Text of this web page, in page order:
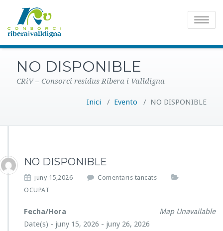
Toggle
NO DISPONIBLE
CRiV – Consorci residus Ribera i Valldigna
Inici / Evento / NO DISPONIBLE
NO DISPONIBLE
juny 15,2026 Comentaris tancats
D
I
OCUPAT
Map Unavailable
Fecha/Hora
Date(s) - juny 15, 2026 - juny 26, 2026